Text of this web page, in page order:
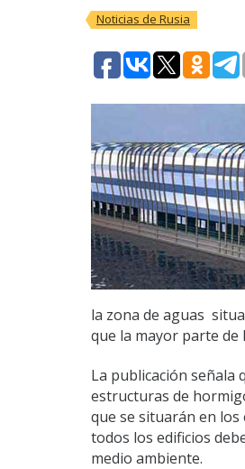
Noticias de Rusia
la zona de aguas
que la mayor parte de
La publicación señala
estructuras de
que se situarán en
todos los edificios
medio ambiente.